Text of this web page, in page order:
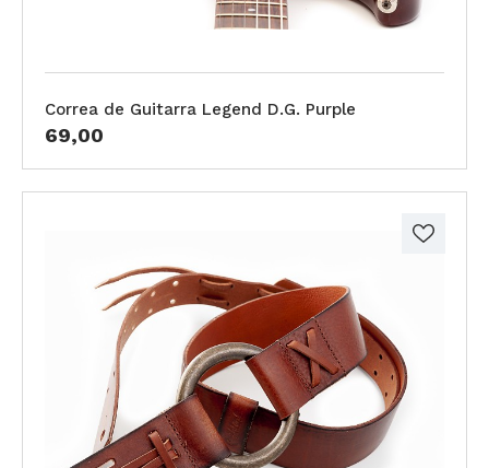
Correa de Guitarra Legend D.G. Purple
69,00